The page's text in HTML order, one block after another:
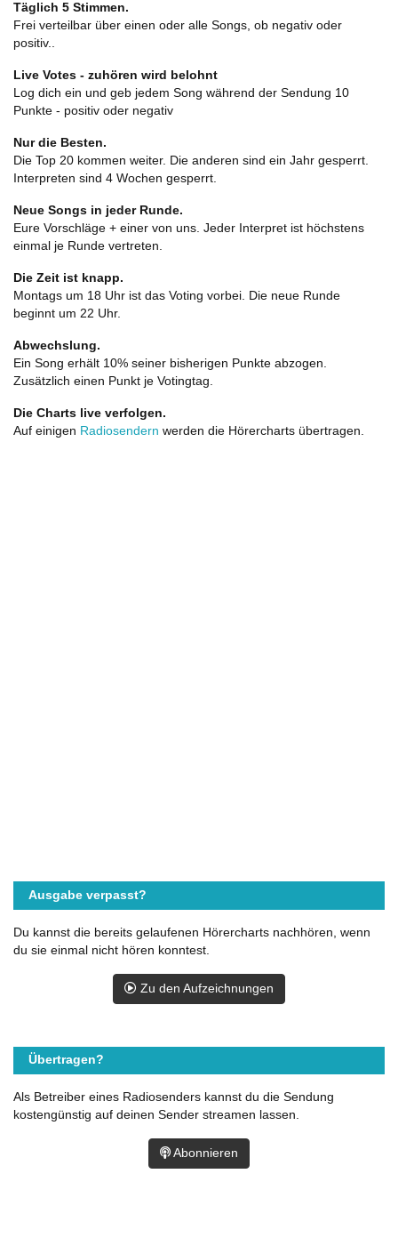
Täglich 5 Stimmen.
Frei verteilbar über einen oder alle Songs, ob negativ oder
positiv..
Live Votes - zuhören wird belohnt
Log dich ein und geb jedem Song während der Sendung 10
Punkte - positiv oder negativ
Nur die Besten.
Die Top 20 kommen weiter. Die anderen sind ein Jahr gesperrt.
Interpreten sind 4 Wochen gesperrt.
Neue Songs in jeder Runde.
Eure Vorschläge + einer von uns. Jeder Interpret ist höchstens
einmal je Runde vertreten.
Die Zeit ist knapp.
Montags um 18 Uhr ist das Voting vorbei. Die neue Runde
beginnt um 22 Uhr.
Abwechslung.
Ein Song erhält 10% seiner bisherigen Punkte abzogen.
Zusätzlich einen Punkt je Votingtag.
Die Charts live verfolgen.
Auf einigen Radiosendern werden die Hörercharts übertragen.
Ausgabe verpasst?
Du kannst die bereits gelaufenen Hörercharts nachhören, wenn
du sie einmal nicht hören konntest.
Zu den Aufzeichnungen
Übertragen?
Als Betreiber eines Radiosenders kannst du die Sendung
kostengünstig auf deinen Sender streamen lassen.
Abonnieren